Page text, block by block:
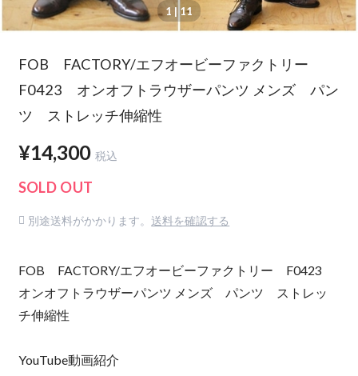
1 | 11
FOB FACTORY/エフオービーファクトリー
F0423 オンオフトラウザーパンツ メンズ パン
ツ ストレッチ伸縮性
¥14,300 税込
SOLD OUT
別途送料がかかります。 送料を確認する
FOB FACTORY/エフオービーファクトリー F0423
オンオフトラウザーパンツ メンズ パンツ ストレッ
チ伸縮性
YouTube動画紹介